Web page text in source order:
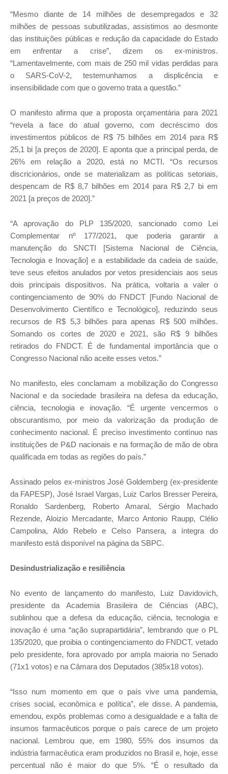
“Mesmo diante de 14 milhões de desempregados e 32
milhões de pessoas subutilizadas, assistimos ao desmonte
das instituições públicas e redução da capacidade do Estado
em enfrentar a crise”, dizem os ex-ministros.
“Lamentavelmente, com mais de 250 mil vidas perdidas para
o SARS-CoV-2, testemunhamos a displicência e
insensibilidade com que o governo trata a questão.”
O manifesto afirma que a proposta orçamentária para 2021
“revela a face do atual governo, com decréscimo dos
investimentos públicos de R$ 75 bilhões em 2014 para R$
25,1 bi [a preços de 2020]. E aponta que a principal perda, de
26% em relação a 2020, está no MCTI. “Os recursos
discricionários, onde se materializam as políticas setoriais,
despencam de R$ 8,7 bilhões em 2014 para R$ 2,7 bi em
2021 [a preços de 2020].”
“A aprovação do PLP 135/2020, sancionado como Lei
Complementar nº 177/2021, que poderia garantir a
manutenção do SNCTI [Sistema Nacional de Ciência,
Tecnologia e Inovação] e a estabilidade da cadeia de saúde,
teve seus efeitos anulados por vetos presidenciais aos seus
dois principais dispositivos. Na prática, voltaria a valer o
contingenciamento de 90% do FNDCT [Fundo Nacional de
Desenvolvimento Científico e Tecnológico], reduzindo seus
recursos de R$ 5,3 bilhões para apenas R$ 500 milhões.
Somando os cortes de 2020 e 2021, são R$ 9 bilhões
retirados do FNDCT. É de fundamental importância que o
Congresso Nacional não aceite esses vetos.”
No manifesto, eles conclamam a mobilização do Congresso
Nacional e da sociedade brasileira na defesa da educação,
ciência, tecnologia e inovação. “É urgente vencermos o
obscurantismo, por meio da valorização da produção de
conhecimento nacional. É preciso investimento contínuo nas
instituições de P&D nacionais e na formação de mão de obra
qualificada em todas as regiões do país.”
Assinado pelos ex-ministros José Goldemberg (ex-presidente
da FAPESP), José Israel Vargas, Luiz Carlos Bresser Pereira,
Ronaldo Sardenberg, Roberto Amaral, Sérgio Machado
Rezende, Aloizio Mercadante, Marco Antonio Raupp, Clélio
Campolina, Aldo Rebelo e Celso Pansera, a íntegra do
manifesto está disponível na página da SBPC.
Desindustrialização e resiliência
No evento de lançamento do manifesto, Luiz Davidovich,
presidente da Academia Brasileira de Ciências (ABC),
sublinhou que a defesa da educação, ciência, tecnologia e
inovação é uma “ação suprapartidária”, lembrando que o PL
135/2020, que proibia o contingenciamento do FNDCT, vetado
pelo presidente, fora aprovado por ampla maioria no Senado
(71x1 votos) e na Câmara dos Deputados (385x18 votos).
“Isso num momento em que o país vive uma pandemia,
crises social, econômica e política”, ele disse. A pandemia,
emendou, expôs problemas como a desigualdade e a falta de
insumos farmacêuticos porque o país carece de um projeto
nacional. Lembrou que, em 1980, 55% dos insumos da
indústria farmacêutica eram produzidos no Brasil e, hoje, esse
percentual não é maior do que 5%. “É o resultado da